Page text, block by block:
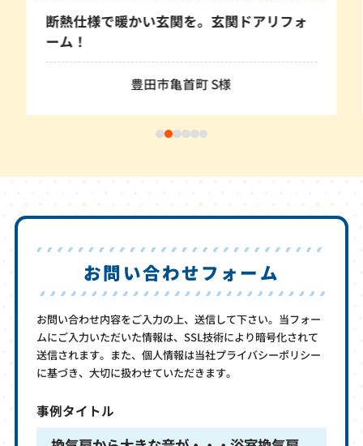
断熱仕様で暖かい玄関を。玄関ドアリフォ
ーム！
豊田市亀首町 S様
お問い合わせフォーム
お問い合わせ内容をご入力の上、送信して下さい。当フォー
ムにご入力いただいた情報は、SSL技術により暗号化されて
送信されます。また、個人情報は当社プライバシーポリシー
に基づき、大切に扱わせていただきます。
事例タイトル